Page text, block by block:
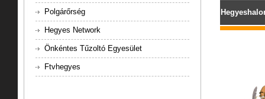
Polgárőrség
Hegyes Network
Önkéntes Tűzoltó Egyesület
Ftvhegyes